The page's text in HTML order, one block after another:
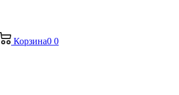
Корзина0 0